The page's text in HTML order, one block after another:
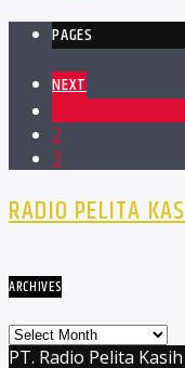
PAGES
NEXT
2
3
RADIO PELITA
ARCHIVES
Archives
PT. Radio Pelita